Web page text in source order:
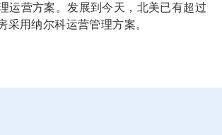
运营方案。发展到今天，北美已有超过
采用纳尔科运营管理方案。